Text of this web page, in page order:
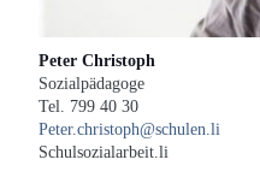
Peter Christoph
Sozialpädagoge
Tel. 799 40 30
Peter.christoph@schulen.li
Schulsozialarbeit.li